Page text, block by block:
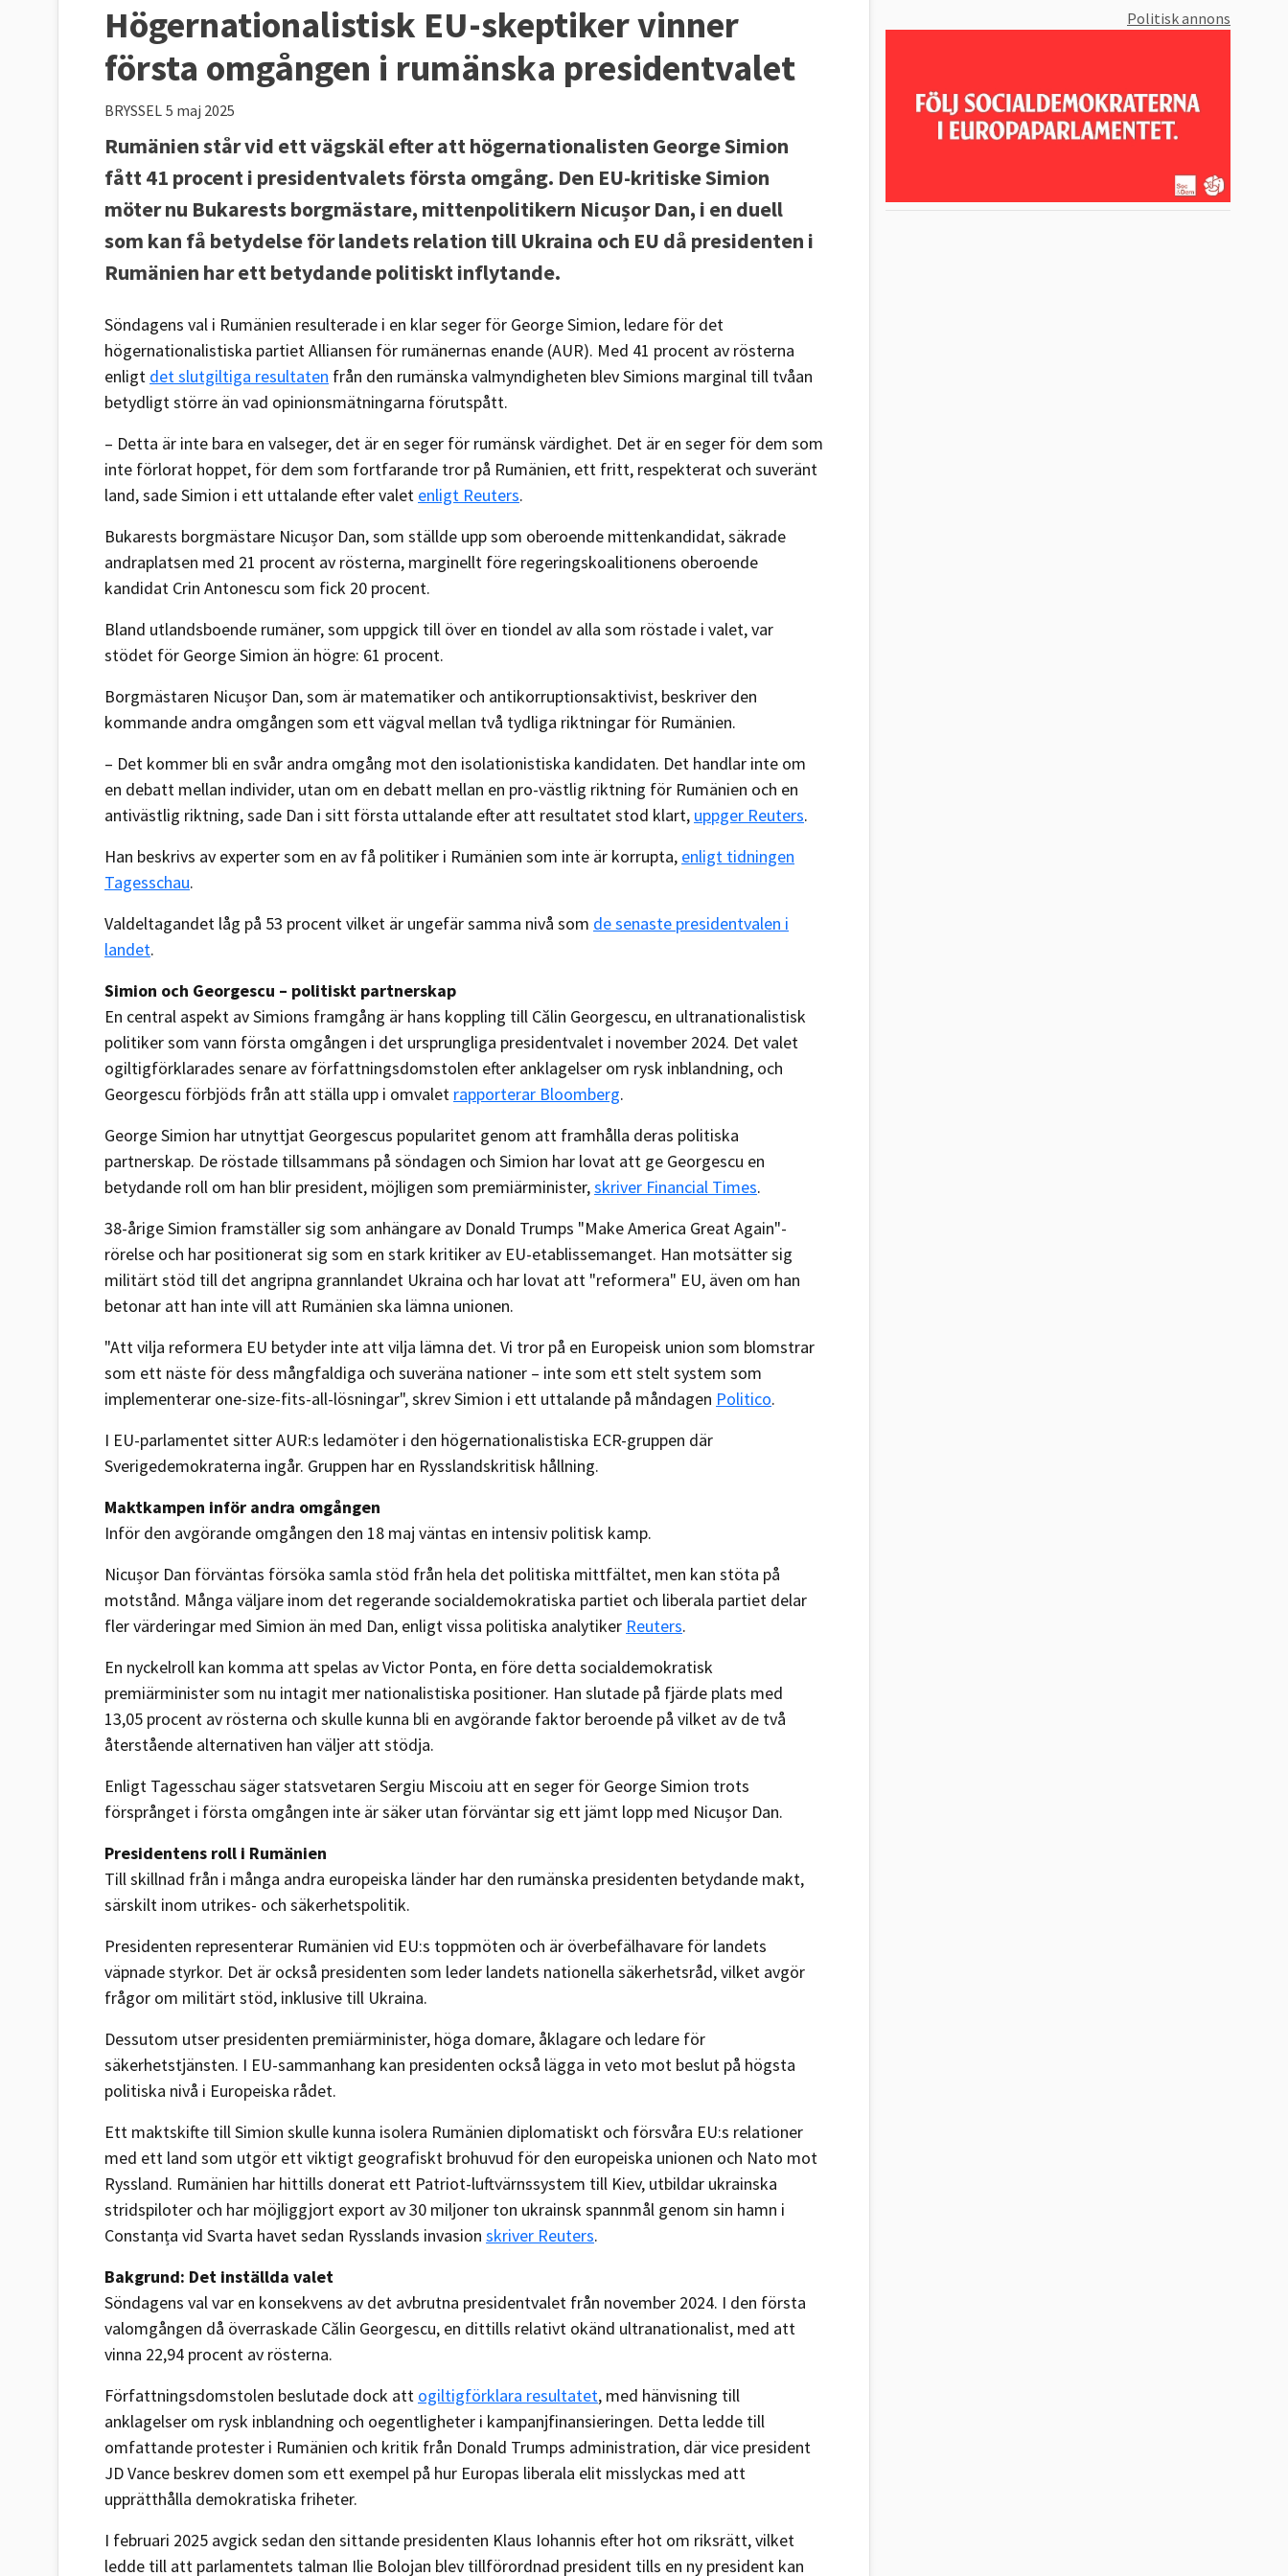
Högernationalistisk EU-skeptiker vinner
första omgången i rumänska presidentvalet
BRYSSEL 5 maj 2025
Rumänien står vid ett vägskäl efter att högernationalisten George Simion
fått 41 procent i presidentvalets första omgång. Den EU-kritiske Simion
möter nu Bukarests borgmästare, mittenpolitikern Nicușor Dan, i en duell
som kan få betydelse för landets relation till Ukraina och EU då presidenten i
Rumänien har ett betydande politiskt inflytande.
Söndagens val i Rumänien resulterade i en klar seger för George Simion, ledare för det
högernationalistiska partiet Alliansen för rumänernas enande (AUR). Med 41 procent av rösterna
enligt det slutgiltiga resultaten från den rumänska valmyndigheten blev Simions marginal till tvåan
betydligt större än vad opinionsmätningarna förutspått.
– Detta är inte bara en valseger, det är en seger för rumänsk värdighet. Det är en seger för dem som
inte förlorat hoppet, för dem som fortfarande tror på Rumänien, ett fritt, respekterat och suveränt
land, sade Simion i ett uttalande efter valet enligt Reuters.
Bukarests borgmästare Nicușor Dan, som ställde upp som oberoende mittenkandidat, säkrade
andraplatsen med 21 procent av rösterna, marginellt före regeringskoalitionens oberoende
kandidat Crin Antonescu som fick 20 procent.
Bland utlandsboende rumäner, som uppgick till över en tiondel av alla som röstade i valet, var
stödet för George Simion än högre: 61 procent.
Borgmästaren Nicușor Dan, som är matematiker och antikorruptionsaktivist, beskriver den
kommande andra omgången som ett vägval mellan två tydliga riktningar för Rumänien.
– Det kommer bli en svår andra omgång mot den isolationistiska kandidaten. Det handlar inte om
en debatt mellan individer, utan om en debatt mellan en pro-västlig riktning för Rumänien och en
antivästlig riktning, sade Dan i sitt första uttalande efter att resultatet stod klart, uppger Reuters.
Han beskrivs av experter som en av få politiker i Rumänien som inte är korrupta, enligt tidningen
Tagesschau.
Valdeltagandet låg på 53 procent vilket är ungefär samma nivå som de senaste presidentvalen i
landet.
Simion och Georgescu – politiskt partnerskap
En central aspekt av Simions framgång är hans koppling till Călin Georgescu, en ultranationalistisk
politiker som vann första omgången i det ursprungliga presidentvalet i november 2024. Det valet
ogiltigförklarades senare av författningsdomstolen efter anklagelser om rysk inblandning, och
Georgescu förbjöds från att ställa upp i omvalet rapporterar Bloomberg.
George Simion har utnyttjat Georgescus popularitet genom att framhålla deras politiska
partnerskap. De röstade tillsammans på söndagen och Simion har lovat att ge Georgescu en
betydande roll om han blir president, möjligen som premiärminister,skriver Financial Times.
38-årige Simion framställer sig som anhängare av Donald Trumps "Make America Great Again"-
rörelse och har positionerat sig som en stark kritiker av EU-etablissemanget. Han motsätter sig
militärt stöd till det angripna grannlandet Ukraina och har lovat att "reformera" EU, även om han
betonar att han inte vill att Rumänien ska lämna unionen.
"Att vilja reformera EU betyder inte att vilja lämna det. Vi tror på en Europeisk union som blomstrar
som ett näste för dess mångfaldiga och suveräna nationer – inte som ett stelt system som
implementerar one-size-fits-all-lösningar", skrev Simion i ett uttalande på måndagen Politico.
I EU-parlamentet sitter AUR:s ledamöter i den högernationalistiska ECR-gruppen där
Sverigedemokraterna ingår. Gruppen har en Rysslandskritisk hållning.
Maktkampen inför andra omgången
Inför den avgörande omgången den 18 maj väntas en intensiv politisk kamp.
Nicușor Dan förväntas försöka samla stöd från hela det politiska mittfältet, men kan stöta på
motstånd. Många väljare inom det regerande socialdemokratiska partiet och liberala partiet delar
fler värderingar med Simion än med Dan, enligt vissa politiska analytiker Reuters.
En nyckelroll kan komma att spelas av Victor Ponta, en före detta socialdemokratisk
premiärminister som nu intagit mer nationalistiska positioner. Han slutade på fjärde plats med
13,05 procent av rösterna och skulle kunna bli en avgörande faktor beroende på vilket av de två
återstående alternativen han väljer att stödja.
Enligt Tagesschau säger statsvetaren Sergiu Miscoiu att en seger för George Simion trots
försprånget i första omgången inte är säker utan förväntar sig ett jämt lopp med Nicușor Dan.
Presidentens roll i Rumänien
Till skillnad från i många andra europeiska länder har den rumänska presidenten betydande makt,
särskilt inom utrikes- och säkerhetspolitik.
Presidenten representerar Rumänien vid EU:s toppmöten och är överbefälhavare för landets
väpnade styrkor. Det är också presidenten som leder landets nationella säkerhetsråd, vilket avgör
frågor om militärt stöd, inklusive till Ukraina.
Dessutom utser presidenten premiärminister, höga domare, åklagare och ledare för
säkerhetstjänsten. I EU-sammanhang kan presidenten också lägga in veto mot beslut på högsta
politiska nivå i Europeiska rådet.
Ett maktskifte till Simion skulle kunna isolera Rumänien diplomatiskt och försvåra EU:s relationer
med ett land som utgör ett viktigt geografiskt brohuvud för den europeiska unionen och Nato mot
Ryssland. Rumänien har hittills donerat ett Patriot-luftvärnssystem till Kiev, utbildar ukrainska
stridspiloter och har möjliggjort export av 30 miljoner ton ukrainsk spannmål genom sin hamn i
Constanța vid Svarta havet sedan Rysslands invasion skriver Reuters.
Bakgrund: Det inställda valet
Söndagens val var en konsekvens av det avbrutna presidentvalet från november 2024. I den första
valomgången då överraskade Călin Georgescu, en dittills relativt okänd ultranationalist, med att
vinna 22,94 procent av rösterna.
Författningsdomstolen beslutade dock att ogiltigförklara resultatet, med hänvisning till
anklagelser om rysk inblandning och oegentligheter i kampanjfinansieringen. Detta ledde till
omfattande protester i Rumänien och kritik från Donald Trumps administration, där vice president
JD Vance beskrev domen som ett exempel på hur Europas liberala elit misslyckas med att
upprätthålla demokratiska friheter.
I februari 2025 avgick sedan den sittande presidenten Klaus Iohannis efter hot om riksrätt, vilket
ledde till att parlamentets talman Ilie Bolojan blev tillförordnad president tills en ny president kan
Politisk annons